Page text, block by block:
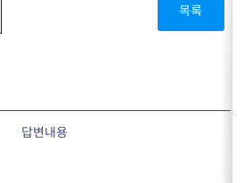
목록
답변내용